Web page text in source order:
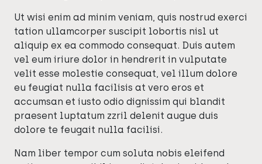
Ut wisi enim ad minim veniam, quis nostrud exerci
tation ullamcorper suscipit lobortis nisl ut
aliquip ex ea commodo consequat. Duis autem
vel eum iriure dolor in hendrerit in vulputate
velit esse molestie consequat, vel illum dolore
eu feugiat nulla facilisis at vero eros et
accumsan et iusto odio dignissim qui blandit
praesent luptatum zzril delenit augue duis
dolore te feugait nulla facilisi.
Nam liber tempor cum soluta nobis eleifend